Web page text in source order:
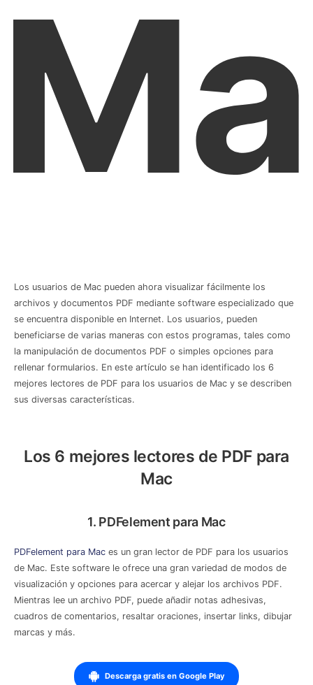
Los usuarios de Mac pueden ahora visualizar fácilmente los
archivos y documentos PDF mediante software especializado que
se encuentra disponible en Internet. Los usuarios, pueden
beneficiarse de varias maneras con estos programas, tales como
la manipulación de documentos PDF o simples opciones para
rellenar formularios. En este artículo se han identificado los 6
mejores lectores de PDF para los usuarios de Mac y se describen
sus diversas características.
Los 6 mejores lectores de PDF para
Mac
1. PDFelement para Mac
PDFelement para Mac es un gran lector de PDF para los usuarios
de Mac. Este software le ofrece una gran variedad de modos de
visualización y opciones para acercar y alejar los archivos PDF.
Mientras lee un archivo PDF, puede añadir notas adhesivas,
cuadros de comentarios, resaltar oraciones, insertar links, dibujar
marcas y más.
Descarga gratis en Google Play